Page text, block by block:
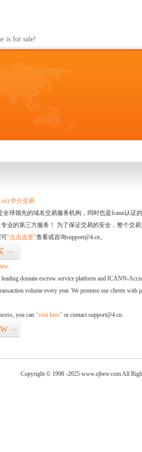
is for sale!
中介交易
全球领先的域名交易服务机构，同时也是Icann认
业的第三方服务！ 为了保证交易的安全，整个交易
“点击这里”查看或咨询support@4.cn。
>>
domain escrow service platform and ICANN-
volume every year. We promise our clients with
you can “visit here” or contact support@4.cn.
>>
Copyright © 1998 -2025 www.zjbew.com All